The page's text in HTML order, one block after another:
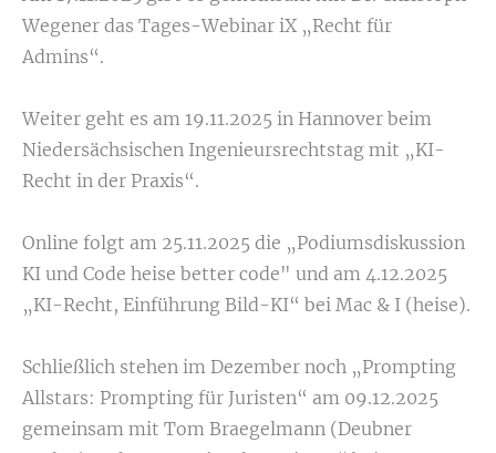
Wegener das Tages-Webinar iX „Recht für
Admins“.
Weiter geht es am 19.11.2025 in Hannover beim
Niedersächsischen Ingenieursrechtstag mit „KI-
Recht in der Praxis“.
Online folgt am 25.11.2025 die „Podiumsdiskussion
KI und Code heise better code" und am 4.12.2025
„KI-Recht, Einführung Bild-KI“ bei Mac & I (heise).
Schließlich stehen im Dezember noch „Prompting
Allstars: Prompting für Juristen“ am 09.12.2025
gemeinsam mit Tom Braegelmann (Deubner